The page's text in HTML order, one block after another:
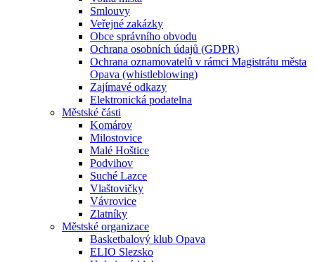
Smlouvy
Veřejné zakázky
Obce správního obvodu
Ochrana osobních údajů (GDPR)
Ochrana oznamovatelů v rámci Magistrátu města
Opava (whistleblowing)
Zajímavé odkazy
Elektronická podatelna
Městské části
Komárov
Milostovice
Malé Hoštice
Podvihov
Suché Lazce
Vlaštovičky
Vávrovice
Zlatníky
Městské organizace
Basketbalový klub Opava
ELIO Slezsko